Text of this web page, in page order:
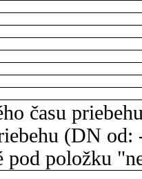
času
(DN
pod položku